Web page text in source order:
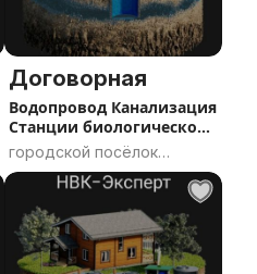
Договорная
Водопровод Канализация
Станции биологической
очистки септик
городской посёлок
Дрибин, Дрибинский
район, Могилёвская
область